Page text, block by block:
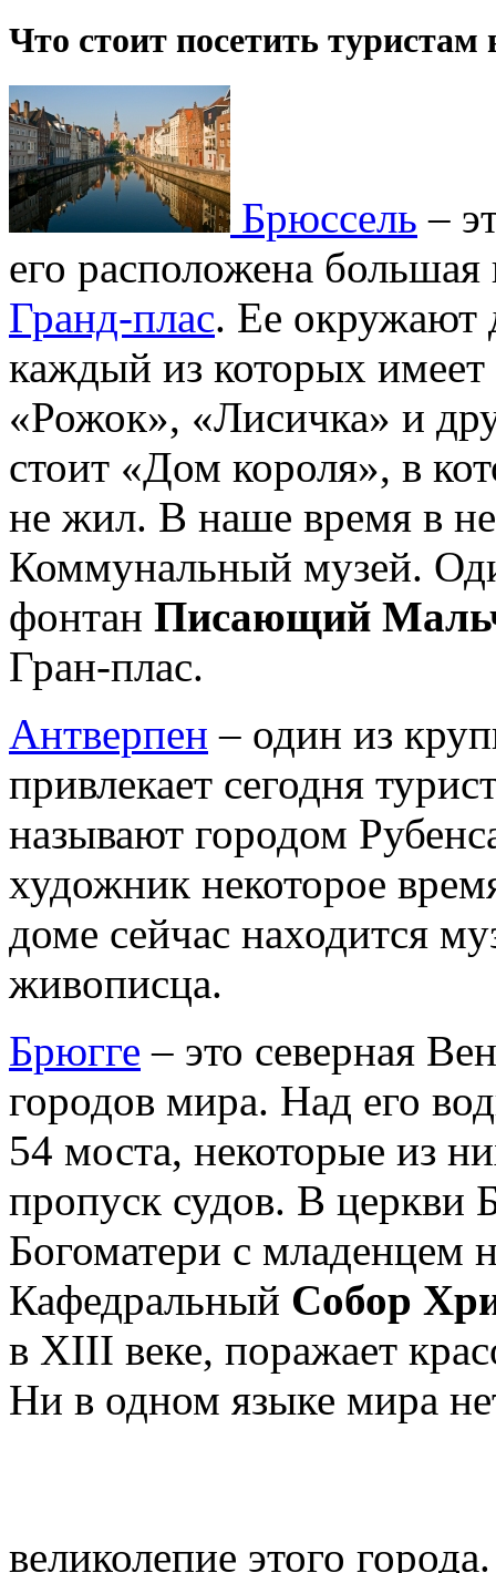
Что стоит посетить туристам
Брюссель –
его расположена
Гранд-плас. Ее окружают
каждый из которых имеет
«Рожок», «Лисичка» и
стоит «Дом короля», в
не жил. В наше время в
Коммунальный музей.
фонтан Писающий
Гран-плас.
Антверпен – один из
привлекает сегодня
называют городом
художник некоторое
доме сейчас находится
живописца.
Брюгге – это северная
городов мира. Над его
54 моста, некоторые из
пропуск судов. В церкви
Богоматери с младенцем
Кафедральный Собор
в XIII веке, поражает
Ни в одном языке мира
великолепие этого